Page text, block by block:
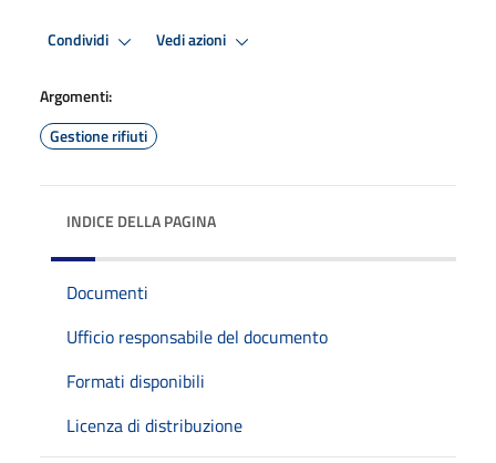
Condividi Vedi azioni
Argomenti:
Gestione rifiuti
INDICE DELLA PAGINA
Documenti
Ufficio responsabile del documento
Formati disponibili
Licenza di distribuzione